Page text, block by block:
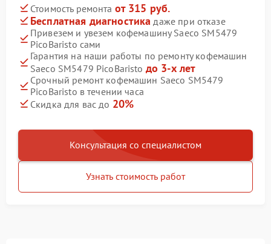
Стоимость ремонта от 315 руб.
Бесплатная диагностика даже при отказе
Привезем и увезем кофемашину Saeco SM5479
PicoBaristo сами
Гарантия на наши работы по ремонту кофемашин
Saeco SM5479 PicoBaristo до 3-х лет
Срочный ремонт кофемашин Saeco SM5479
PicoBaristo в течении часа
Скидка для вас до 20%
Консультация со специалистом
Узнать стоимость работ